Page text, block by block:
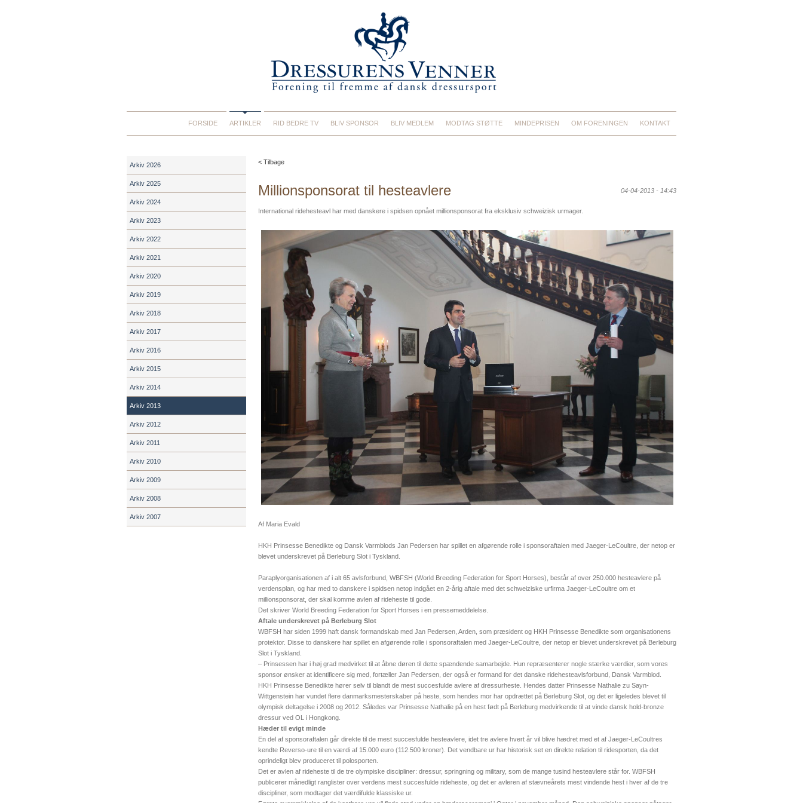
FORSIDE ARTIKLER RID BEDRE TV BLIV SPONSOR BLIV MEDLEM MODTAG STØTTE MINDEPRISEN OM FORENINGEN KONTAKT
Arkiv 2026
Arkiv 2025
Arkiv 2024
Arkiv 2023
Arkiv 2022
Arkiv 2021
Arkiv 2020
Arkiv 2019
Arkiv 2018
Arkiv 2017
Arkiv 2016
Arkiv 2015
Arkiv 2014
Arkiv 2013
Arkiv 2012
Arkiv 2011
Arkiv 2010
Arkiv 2009
Arkiv 2008
Arkiv 2007
< Tilbage
Millionsponsorat til hesteavlere 04-04-2013 - 14:43
International ridehesteavl har med danskere i spidsen opnået millionsponsorat fra eksklusiv schweizisk urmager.
Af Maria Evald
HKH Prinsesse Benedikte og Dansk Varmblods Jan Pedersen har spillet en afgørende rolle i sponsoraftalen med Jaeger-LeCoultre, der netop er
blevet underskrevet på Berleburg Slot i Tyskland.
Paraplyorganisationen af i alt 65 avlsforbund, WBFSH (World Breeding Federation for Sport Horses), består af over 250.000 hesteavlere på
verdensplan, og har med to danskere i spidsen netop indgået en 2-årig aftale med det schweiziske urfirma Jaeger-LeCoultre om et
millionsponsorat, der skal komme avlen af rideheste til gode.
Det skriver World Breeding Federation for Sport Horses i en pressemeddelelse.
Aftale underskrevet på Berleburg Slot
WBFSH har siden 1999 haft dansk formandskab med Jan Pedersen, Arden, som præsident og HKH Prinsesse Benedikte som organisationens
protektor. Disse to danskere har spillet en afgørende rolle i sponsoraftalen med Jaeger-LeCoultre, der netop er blevet underskrevet på Berleburg
Slot i Tyskland.
– Prinsessen har i høj grad medvirket til at åbne døren til dette spændende samarbejde. Hun repræsenterer nogle stærke værdier, som vores
sponsor ønsker at identificere sig med, fortæller Jan Pedersen, der også er formand for det danske ridehesteavlsforbund, Dansk Varmblod.
HKH Prinsesse Benedikte hører selv til blandt de mest succesfulde avlere af dressurheste. Hendes datter Prinsesse Nathalie zu Sayn-
Wittgenstein har vundet flere danmarksmesterskaber på heste, som hendes mor har opdrættet på Berleburg Slot, og det er ligeledes blevet til
olympisk deltagelse i 2008 og 2012. Således var Prinsesse Nathalie på en hest født på Berleburg medvirkende til at vinde dansk hold-bronze
dressur ved OL i Hongkong.
Hæder til evigt minde
En del af sponsoraftalen går direkte til de mest succesfulde hesteavlere, idet tre avlere hvert år vil blive hædret med et af Jaeger-LeCoultres
kendte Reverso-ure til en værdi af 15.000 euro (112.500 kroner). Det vendbare ur har historisk set en direkte relation til ridesporten, da det
oprindeligt blev produceret til polosporten.
Det er avlen af rideheste til de tre olympiske discipliner: dressur, springning og military, som de mange tusind hesteavlere står for. WBFSH
publicerer månedligt ranglister over verdens mest succesfulde rideheste, og det er avleren af stævneårets mest vindende hest i hver af de tre
discipliner, som modtager det værdifulde klassiske ur.